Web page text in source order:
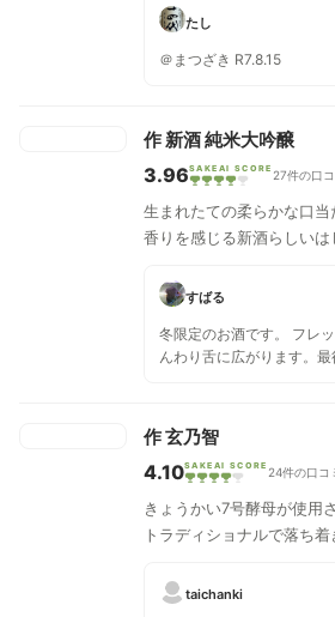
たし
＠まつざき R7.8.15
作 新酒 純米大吟醸
3.96SAKEAI SCORE 27件の口コ
生まれたての柔らかな口
香りを感じる新酒らしい
すばる
冬限定のお酒です。 フレ
んわり舌に広がります。
作 玄乃智
4.10SAKEAI SCORE 24件の口コ
きょうかい7号酵母が使用
トラディショナルで落ち
な香り優しい甘味、キレ
taichanki